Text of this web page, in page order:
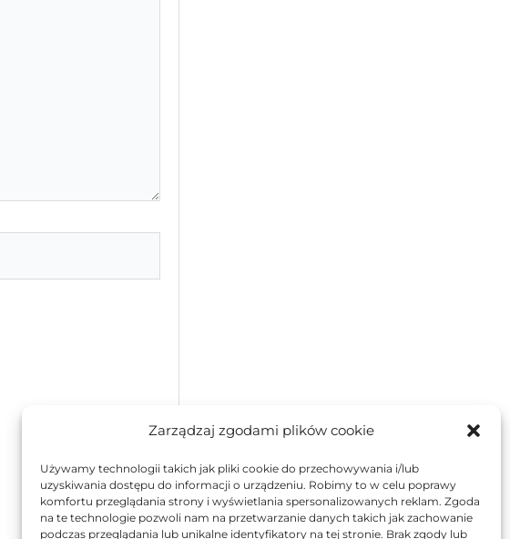
Zarządzaj zgodami plików cookie
Używamy technologii takich jak pliki cookie do przechowywania i/lub
uzyskiwania dostępu do informacji o urządzeniu. Robimy to w celu poprawy
komfortu przeglądania strony i wyświetlania spersonalizowanych reklam. Zgoda
na te technologie pozwoli nam na przetwarzanie danych takich jak zachowanie
podczas przeglądania lub unikalne identyfikatory na tej stronie. Brak zgody lub